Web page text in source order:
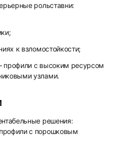
рольставни:
к взломостойкости;
с высоким ресурсом
узлами.
решения:
с порошковым